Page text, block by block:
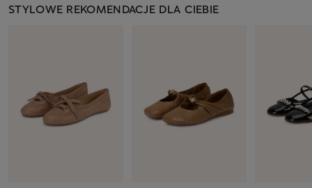
STYLOWE REKOMENDACJE DLA CIEBIE